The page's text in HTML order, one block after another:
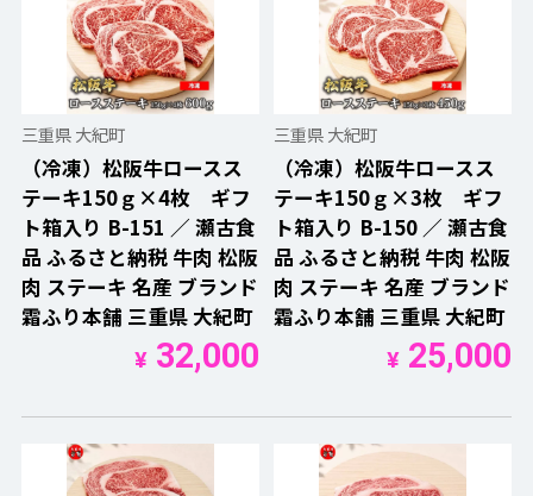
三重県 大紀町
（冷凍）松阪牛ロースス
テーキ150ｇ×4枚 ギフ
ト箱入り B-151 ／ 瀬古食
品 ふるさと納税 牛肉 松阪
肉 ステーキ 名産 ブランド
霜ふり本舗 三重県 大紀町
¥32,000
三重県 大紀町
（冷凍）松阪牛ロースス
テーキ150ｇ×3枚 ギフ
ト箱入り B-150 ／ 瀬古食
品 ふるさと納税 牛肉 松阪
肉 ステーキ 名産 ブランド
霜ふり本舗 三重県 大紀町
¥25,000